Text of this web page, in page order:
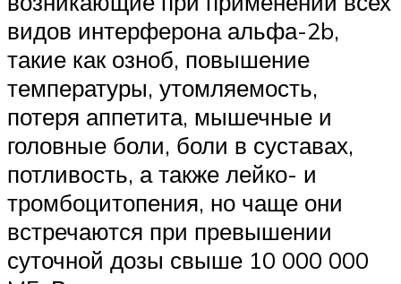
видов интерферона альфа-2b,
такие как озноб, повышение
температуры, утомляемость,
потеря аппетита, мышечные и
головные боли, боли в суставах,
потливость, а также лейко- и
тромбоцитопения, но чаще они
встречаются при превышении
суточной дозы свыше 10 000 000